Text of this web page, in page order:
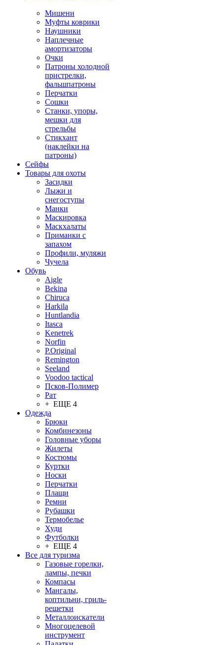
Мишени
Муфты коврики
Наушники
Наплечные
амортизаторы
Очки
Патроны холодной
пристрелки,
фальшпатроны
Перчатки
Сошки
Станки, упоры,
мешки для
стрельбы
Стикхант
(наклейки на
патроны)
Сейфы
Товары для охоты
Засидки
Лыжи и
снегоступы
Манки
Маскировка
Маскхалаты
Приманки с
запахом
Профили, муляжи
Чучела
Обувь
Aigle
Bekina
Chiruсa
Harkila
Huntlandia
Itasca
Kenetrek
Norfin
P.Original
Remington
Seeland
Voodoo tactical
Псков-Полимер
Рат
+ ЕЩЕ 4
Одежда
Брюки
Комбинезоны
Головные уборы
Жилеты
Костюмы
Куртки
Носки
Перчатки
Плащи
Ремни
Рубашки
Термобелье
Худи
Футболки
+ ЕЩЕ 4
Все для туризма
Газовые горелки,
лампы, печки
Компасы
Мангалы,
коптильни, гриль-
решетки
Металлоискатели
Многоцелевой
инструмент